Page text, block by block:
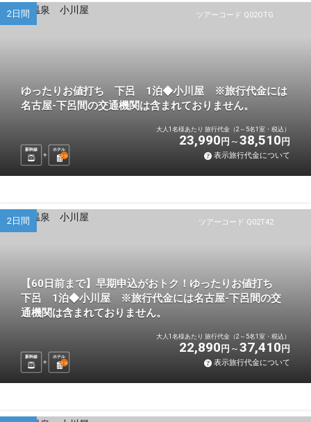
ツアーコード Q02OTG
2日間
ゆったりお値打ち 下呂 1泊◆小川屋 ※旅行代金には
名古屋-下呂間の交通機関は含まれておりません。
新幹線
ホテル
1 泊
大人1名様あたり 旅行代金（2～5名1室・税込）
23,990 円 38,510 円
表示旅行代金について
ツアーコード Q02T42
2日間
【60日前まで】早期申込がおトク！ゆったりお値打ち
下呂 1泊◆小川屋 ※旅行代金には名古屋-下呂間の交
通機関は含まれておりません。
新幹線
ホテル
1 泊
大人1名様あたり 旅行代金（2～5名1室・税込）
22,890 円 37,410 円
表示旅行代金について